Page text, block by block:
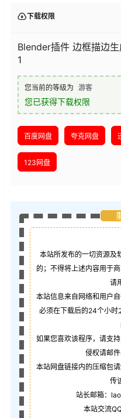
下载权限
Blender插件 边框描边
1
您当前的等级为 游客
您已获得下载权限
百度网盘 夸克网盘
123网盘
本站所发布的一切资源及
的；不得将上述内容用于
请
本站信息来自网络和用户
必须在下载后的24个小时
如果您喜欢该程序，请支
侵权请邮件
本站网盘链接内的压缩包
传
站长邮箱：
本站交流